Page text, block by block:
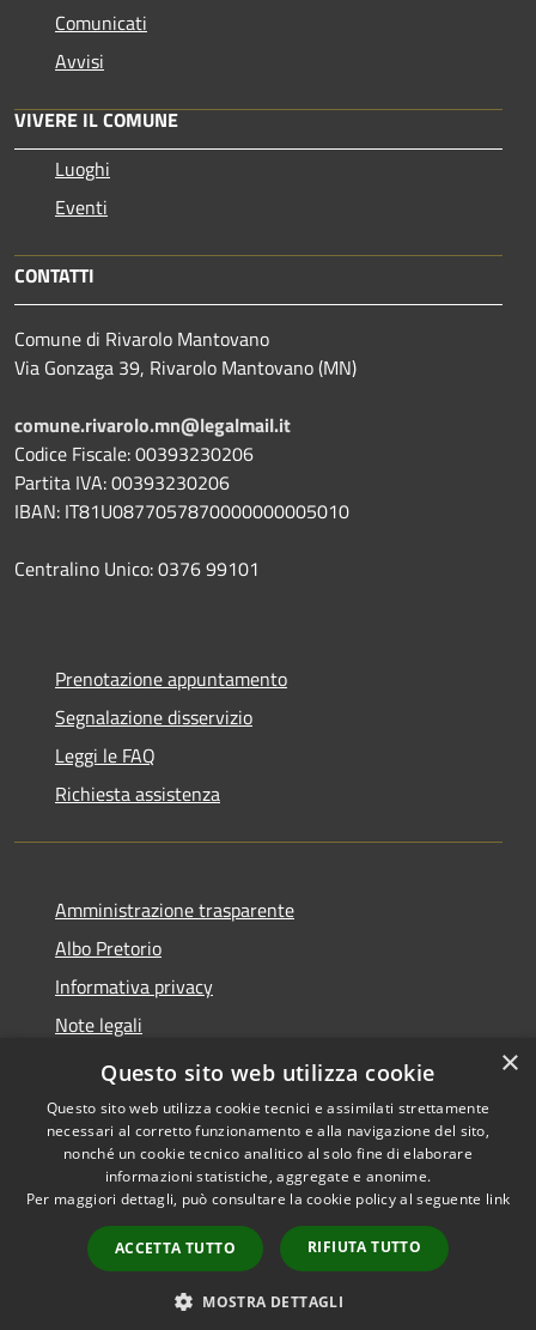
Comunicati
Avvisi
VIVERE IL COMUNE
Luoghi
Eventi
CONTATTI
Comune di Rivarolo Mantovano
Via Gonzaga 39, Rivarolo Mantovano (MN)
comune.rivarolo.mn@legalmail.it
Codice Fiscale: 00393230206
Partita IVA: 00393230206
IBAN: IT81U0877057870000000005010
Centralino Unico: 0376 99101
Prenotazione appuntamento
Segnalazione disservizio
Leggi le FAQ
Richiesta assistenza
Amministrazione trasparente
Albo Pretorio
Informativa privacy
Note legali
Dichiarazione di accessibilità
Accessibilità
Copyright © 2026 • Comune di
Rivarolo Mantovano • Powered
byMunicipium
Accesso
redazione
×
Questo sito web utilizza cookie
Questo sito web utilizza cookie tecnici e assimilati strettamente
necessari al corretto funzionamento e alla navigazione del sito,
nonché un cookie tecnico analitico al solo fine di elaborare
informazioni statistiche, aggregate e anonime.
Per maggiori dettagli, può consultare la cookie policy al seguente link
ACCETTA TUTTO RIFIUTA TUTTO
MOSTRA DETTAGLI